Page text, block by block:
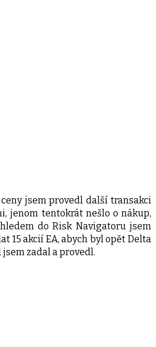
jsem provedl další transakci
jenom tentokrát nešlo o nákup,
do Risk Navigatoru jsem
15 akcií EA, abych byl opět Delta
zadal a provedl.